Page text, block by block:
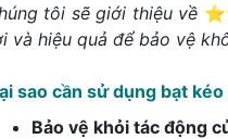
tôi sẽ giới thiệu về
và hiệu quả để bảo vệ
sao cần sử dụng bạt
Bảo vệ khỏi tác động